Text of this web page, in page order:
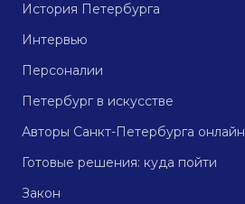
История Петербурга
Интервью
Персоналии
Петербург в искусстве
Авторы Санкт-Петербурга онлайн
Готовые решения: куда пойти
Закон